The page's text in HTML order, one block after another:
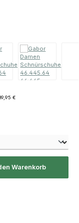
€
Warenkorb